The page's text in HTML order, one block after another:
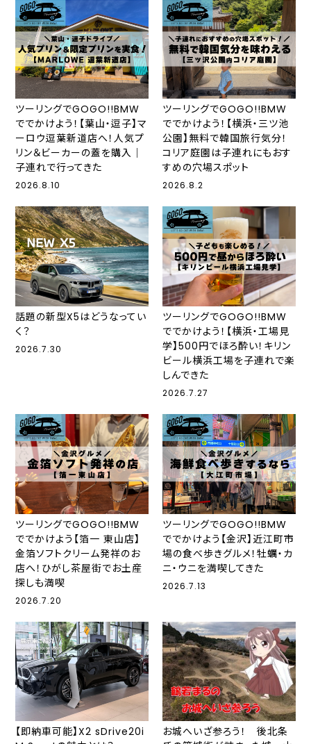
ツーリングでGOGO!!BMW
ででかけよう！【葉山・逗子】マ
ーロウ逗葉新道店へ！人気プ
リン＆ビーカーの蓋を購入｜
子連れで行ってきた
2026.8.10
ツーリングでGOGO!!BMW
ででかけよう！【横浜・三ツ池
公園】無料で韓国旅行気分！
コリア庭園は子連れにもおす
すめの穴場スポット
2026.8.2
話題の新型X5はどうなってい
く？
2026.7.30
ツーリングでGOGO!!BMW
ででかけよう！【横浜・工場見
学】500円でほろ酔い！キリン
ビール横浜工場を子連れで楽
しんできた
2026.7.27
ツーリングでGOGO!!BMW
ででかけよう【箔一 東山店】
金箔ソフトクリーム発祥のお
店へ！ひがし茶屋街でお土産
探しも満喫
2026.7.20
ツーリングでGOGO!!BMW
ででかけよう【金沢】近江町市
場の食べ歩きグルメ！牡蠣・カ
ニ・ウニを満喫してきた
2026.7.13
【即納車可能】X2 sDrive20i
お城へいざ参ろう！ 後北条